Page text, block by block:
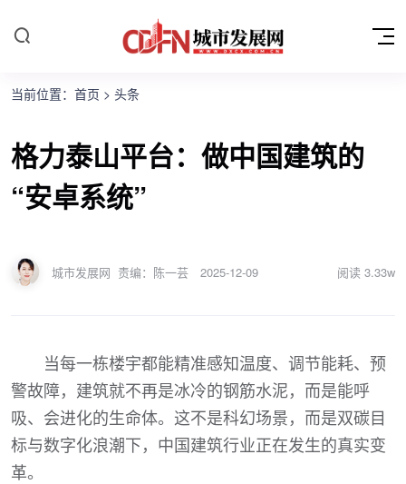
当前位置： 首页 > 头条
格力泰山平台：做中国建筑的
“安卓系统”
城市发展网 责编：陈一芸 2025-12-09 阅读 3.33w
当每一栋楼宇都能精准感知温度、调节能耗、预
警故障，建筑就不再是冰冷的钢筋水泥，而是能呼
吸、会进化的生命体。这不是科幻场景，而是双碳目
标与数字化浪潮下，中国建筑行业正在发生的真实变
革。